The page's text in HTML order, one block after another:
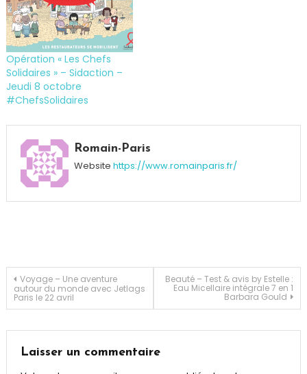
Opération « Les Chefs
Solidaires » – Sidaction –
Jeudi 8 octobre
#ChefsSolidaires
Cancer,
Christian
Lacroix,
cancer,
Médecine,
Une
Jonquille
Romain-Paris
Website https://www.romainparis.fr/
Navigation
de
l’article
Voyage – Une aventure
autour du monde avec Jetlags
Paris le 22 avril
Beauté – Test & avis by Estelle :
Eau Micellaire intégrale 7 en 1
Barbara Gould
Laisser un commentaire